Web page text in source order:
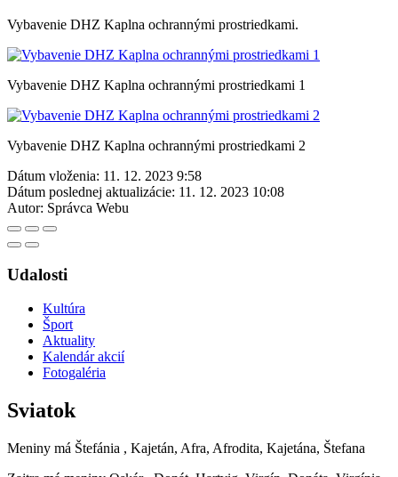
Vybavenie DHZ Kaplna ochrannými prostriedkami.
Vybavenie DHZ Kaplna ochrannými prostriedkami 1
Vybavenie DHZ Kaplna ochrannými prostriedkami 2
Dátum vloženia: 11. 12. 2023 9:58
Dátum poslednej aktualizácie: 11. 12. 2023 10:08
Autor: Správca Webu
Udalosti
Kultúra
Šport
Aktuality
Kalendár akcií
Fotogaléria
Sviatok
Meniny má Štefánia , Kajetán, Afra, Afrodita, Kajetána, Štefana